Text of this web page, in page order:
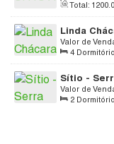
Aliança, Rio
Total: 1200
Linda
Valor de
Valada
4
Útil: 300.00
Sítio -
Albertina -
Valor de
S/N, 89167-
2